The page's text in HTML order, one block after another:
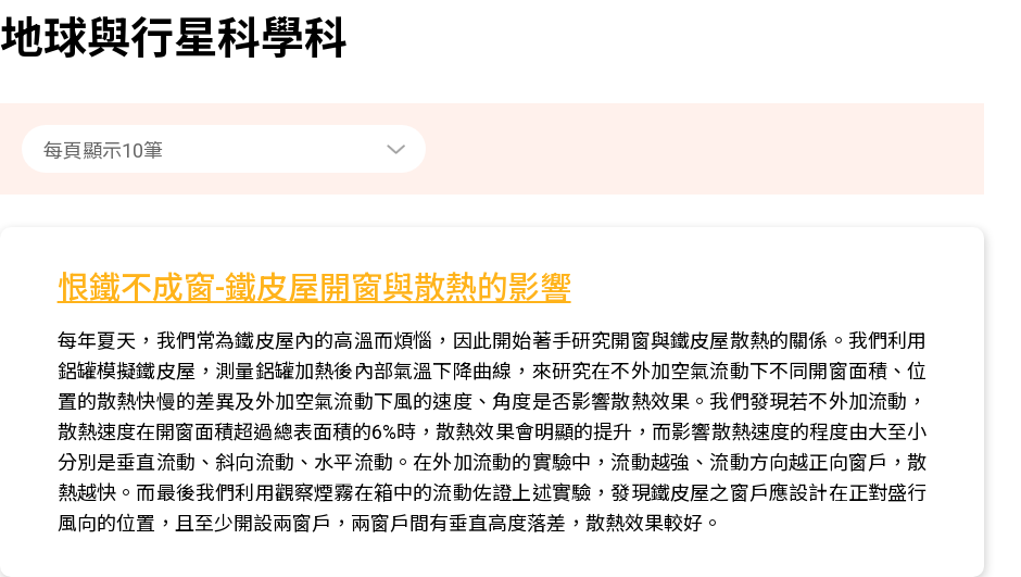
地球與行星科學科
恨鐵不成窗-鐵皮屋開窗與散熱的影響
每年夏天，我們常為鐵皮屋內的高溫而煩惱，因此開始著手研究開窗與鐵皮屋散熱的關係。我們利用
鋁罐模擬鐵皮屋，測量鋁罐加熱後內部氣溫下降曲線，來研究在不外加空氣流動下不同開窗面積、位
置的散熱快慢的差異及外加空氣流動下風的速度、角度是否影響散熱效果。我們發現若不外加流動，
散熱速度在開窗面積超過總表面積的6%時，散熱效果會明顯的提升，而影響散熱速度的程度由大至小
分別是垂直流動、斜向流動、水平流動。在外加流動的實驗中，流動越強、流動方向越正向窗戶，散
熱越快。而最後我們利用觀察煙霧在箱中的流動佐證上述實驗，發現鐵皮屋之窗戶應設計在正對盛行
風向的位置，且至少開設兩窗戶，兩窗戶間有垂直高度落差，散熱效果較好。